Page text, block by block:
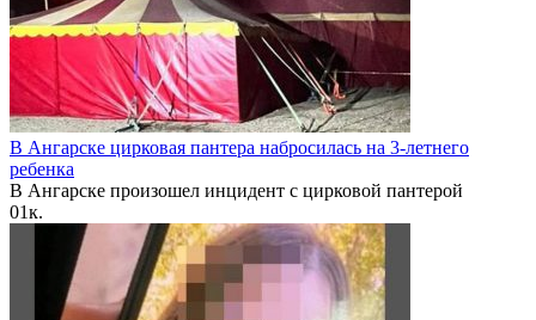
В Ангарске цирковая пантера набросилась на 3-летнего
ребенка
В Ангарске произошел инцидент с цирковой пантерой
01к.